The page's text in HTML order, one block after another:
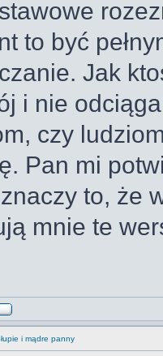
to być
Jak
i nie
czy
Pan mi
to, że
mnie te
i mądre panny